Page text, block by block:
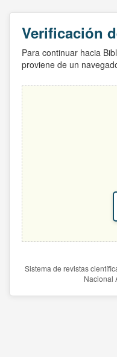
Verificación
Para continuar hacia
proviene de un
Sistema de revistas
Nacional